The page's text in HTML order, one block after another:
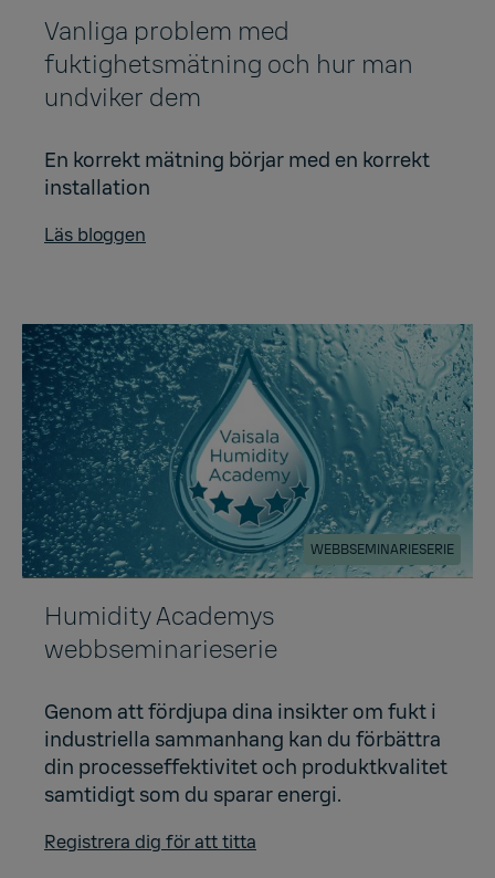
Vanliga problem med
fuktighetsmätning och hur man
undviker dem
En korrekt mätning börjar med en korrekt
installation
Läs bloggen
WEBBSEMINARIESERIE
Humidity Academys
webbseminarieserie
Genom att fördjupa dina insikter om fukt i
industriella sammanhang kan du förbättra
din processeffektivitet och produktkvalitet
samtidigt som du sparar energi.
Registrera dig för att titta